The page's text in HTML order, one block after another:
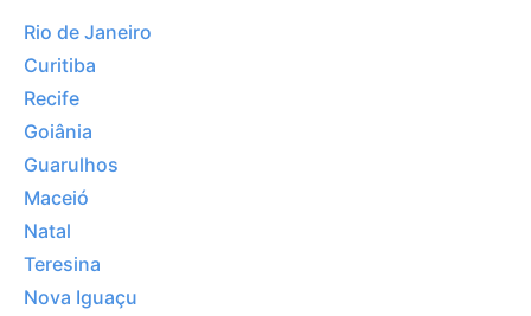
Rio de Janeiro
Curitiba
Recife
Goiânia
Guarulhos
Maceió
Natal
Teresina
Nova Iguaçu